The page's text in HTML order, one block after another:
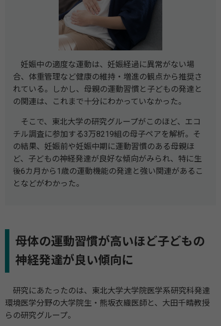
妊娠中の適度な運動は、妊娠経過に異常がない場
合、体重管理など健康の維持・増進の観点から推奨さ
れている。しかし、母親の運動習慣と子どもの発達と
の関連は、これまで十分にわかっていなかった。
そこで、東北大学の研究グループがこのほど、エコ
チル調査に参加する3万8219組の母子ペアを解析。そ
の結果、妊娠前や妊娠中期に運動習慣のある母親ほ
ど、子どもの神経発達が良好な傾向がみられ、特に生
後6カ月から1歳の運動機能の発達と強い関連があるこ
となどがわかった。
母体の運動習慣が高いほど子どもの
神経発達が良い傾向に
研究にあたったのは、東北大学大学院医学系研究科発達
環境医学分野の大学院生・熊坂衣織医師と、大田千晴教授
らの研究グループ。